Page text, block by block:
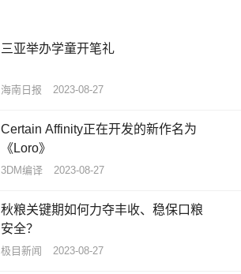
三亚举办学童开笔礼
海南日报 2023-08-27
Certain Affinity正在开发的新作名为
《Loro》
3DM编译 2023-08-27
秋粮关键期如何力夺丰收、稳保口粮
安全？
极目新闻 2023-08-27